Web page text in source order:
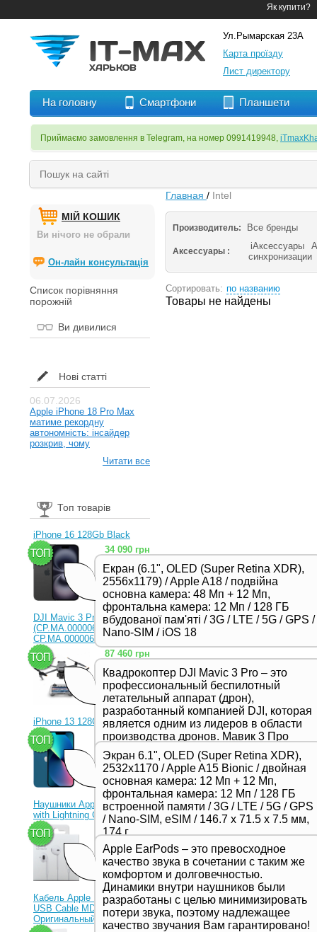
Як купити?
Ул.Рымарская 23А
Карта проїзду
Лист директору
На головну Смартфони Планшети
Приймаємо замовлення в Telegram, на номер 0991419948,
МІЙ КОШИК
Ви нічого не обрали
Он-лайн консультація
Список порівняння
порожній
Ви дивилися
Нові статті
06.07.2026
Apple iPhone 18 Pro Max
матиме рекордну
автономність: інсайдер
розкрив, чому
Читати все
Топ товарів
iPhone 16 128Gb Black
Екран (6.1", OLED (Super Retina XDR),
2556x1179) / Apple A18 / подвійна
основна камера: 48 Мп + 12 Мп,
фронтальна камера: 12 Мп / 128 ГБ
вбудованої пам'яті / 3G / LTE / 5G / GPS /
Nano-SIM / iOS 18
34 090 грн
DJI Mavic 3 Pro (RC)
(CP.MA.00000654.01,
CP.MA.00000656.01)
Квадрокоптер DJI Mavic 3 Pro – это
профессиональный беспилотный
летательный аппарат (дрон),
разработанный компанией DJI, которая
является одним из лидеров в области
производства дронов. Мавик 3 Про
представляет собой новейшую модель
в серии Mavic и отличается высоким
качеством съемки, продвинутыми
функциями и улучшенной
производительностью,
предназначенной для
профессиональных фотографов и
видеооператоров.
87 460 грн
iPhone 13 128Gb Blue
Экран 6.1", OLED (Super Retina XDR),
2532x1170 / Apple A15 Bionic / двойная
основная камера: 12 Мп + 12 Мп,
фронтальная камера: 12 Мп / 128 ГБ
встроенной памяти / 3G / LTE / 5G / GPS
/ Nano-SIM, eSIM / 146.7 х 71.5 х 7.5 мм,
174 г
23 330 грн
Наушники Apple EarPods
with Lightning Connector
Apple EarPods – это превосходное
качество звука в сочетании с таким же
комфортом и долговечностью.
Динамики внутри наушников были
разработаны с целью минимизировать
потери звука, поэтому надлежащее
качество звучания Вам гарантировано!
1 350 грн
Кабель Apple Lightning to
USB Cable MD818ZM
Оригинальный!
Главная / Intel
Производитель: Все бренды
Аксессуары : iАксессуары
синхронизации
Сортировать: по названию
Товары не найдены